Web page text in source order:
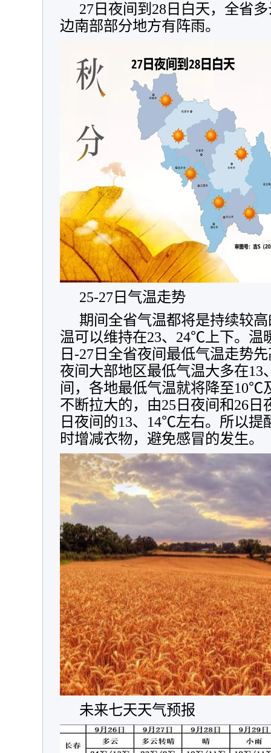
27日夜间到28日白天，全省
边南部部分地方有阵雨。
25-27日气温走势
期间全省气温都将是持续较
温可以维持在23、24℃上下。温
日-27日全省夜间最低气温走势
夜间大部地区最低气温大多在
间，各地最低气温就将降至10℃
不断拉大的，由25日夜间和26
日夜间的13、14℃左右。所以提
时增减衣物，避免感冒的发生。
未来七天天气预报